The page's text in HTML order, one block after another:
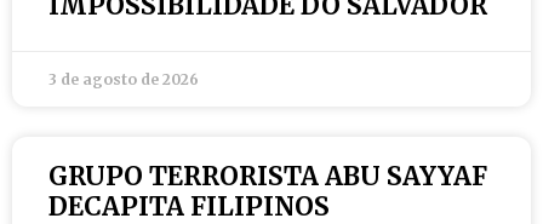
3 de agosto de 2026
GRUPO TERRORISTA ABU SAYYAF
DECAPITA FILIPINOS